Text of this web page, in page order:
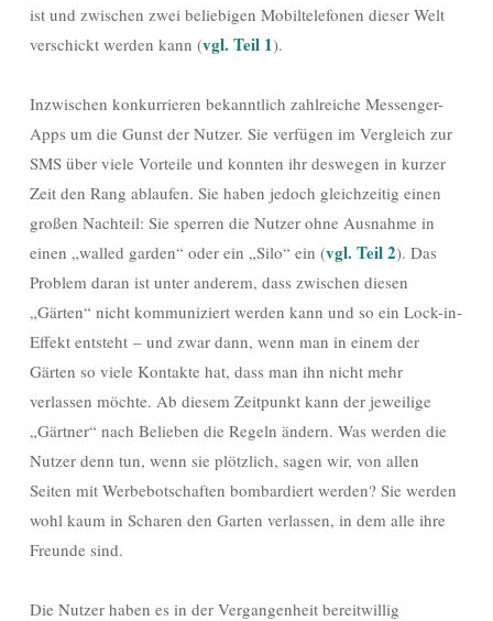
ist und zwischen zwei beliebigen Mobiltelefonen dieser Welt
verschickt werden kann (vgl. Teil 1).
Inzwischen konkurrieren bekanntlich zahlreiche Messenger-
Apps um die Gunst der Nutzer. Sie verfügen im Vergleich zur
SMS über viele Vorteile und konnten ihr deswegen in kurzer
Zeit den Rang ablaufen. Sie haben jedoch gleichzeitig einen
großen Nachteil: Sie sperren die Nutzer ohne Ausnahme in
einen „walled garden“ oder ein „Silo“ ein (vgl. Teil 2). Das
Problem daran ist unter anderem, dass zwischen diesen
„Gärten“ nicht kommuniziert werden kann und so ein Lock-in-
Effekt entsteht – und zwar dann, wenn man in einem der
Gärten so viele Kontakte hat, dass man ihn nicht mehr
verlassen möchte. Ab diesem Zeitpunkt kann der jeweilige
„Gärtner“ nach Belieben die Regeln ändern. Was werden die
Nutzer denn tun, wenn sie plötzlich, sagen wir, von allen
Seiten mit Werbebotschaften bombardiert werden? Sie werden
wohl kaum in Scharen den Garten verlassen, in dem alle ihre
Freunde sind.
Die Nutzer haben es in der Vergangenheit bereitwillig